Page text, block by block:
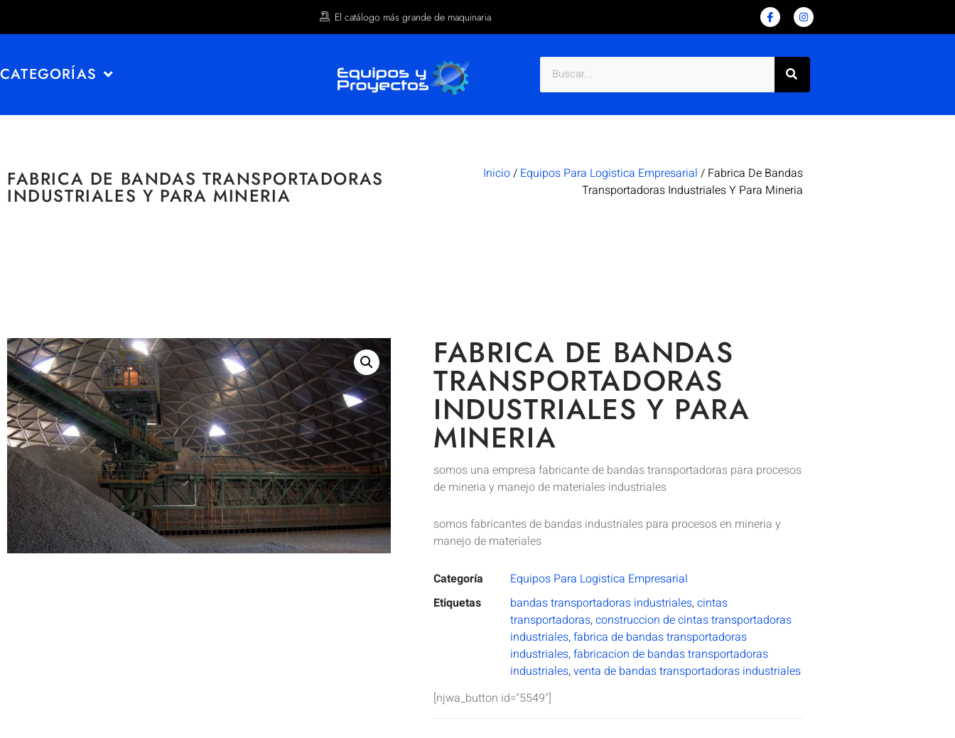
El catálogo más grande de maquinaria
CATEGORÍAS
FABRICA DE BANDAS TRANSPORTADORAS
INDUSTRIALES Y PARA MINERIA
Inicio/ Equipos Para Logistica Empresarial / Fabrica De Bandas
Transportadoras Industriales Y Para Mineria
FABRICA DE BANDAS
TRANSPORTADORAS
INDUSTRIALES Y PARA
MINERIA
somos una empresa fabricante de bandas transportadoras para procesos
de mineria y manejo de materiales industriales
somos fabricantes de bandas industriales para procesos en mineria y
manejo de materiales
Categoría
Equipos Para Logistica Empresarial
Etiquetas
bandas transportadoras industriales,cintas
transportadoras,construccion de cintas transportadoras
industriales,fabrica de bandas transportadoras
industriales,fabricacion de bandas transportadoras
industriales,venta de bandas transportadoras industriales
[njwa_button id="5549"]